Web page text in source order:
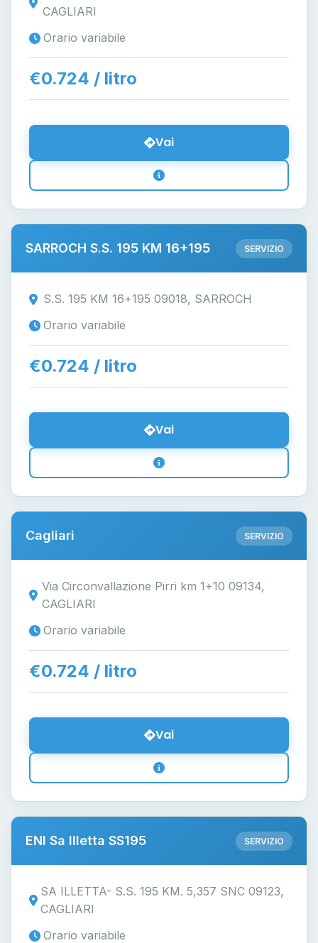
CAGLIARI
Orario variabile
€0.724 / litro
Vai
SARROCH S.S. 195 KM 16+195 SERVIZIO
S.S. 195 KM 16+195 09018, SARROCH
Orario variabile
€0.724 / litro
Vai
Cagliari SERVIZIO
Via Circonvallazione Pirri km 1+10 09134,
CAGLIARI
Orario variabile
€0.724 / litro
Vai
ENI Sa Illetta SS195 SERVIZIO
SA ILLETTA- S.S. 195 KM. 5,357 SNC 09123,
CAGLIARI
Orario variabile